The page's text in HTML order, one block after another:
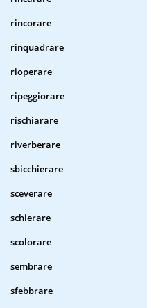
rincorare
rinquadrare
rioperare
ripeggiorare
rischiarare
riverberare
sbicchierare
sceverare
schierare
scolorare
sembrare
sfebbrare